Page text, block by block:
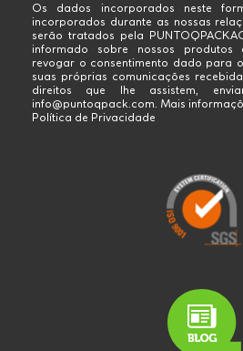
Os dados incorporados neste
incorporados durante as nossas
serão tratados pela
informado sobre nossos produtos
revogar o consentimento dado para
suas próprias comunicações
direitos que lhe assistem,
info@puntoqpack.com. Mais
Política de Privacidade